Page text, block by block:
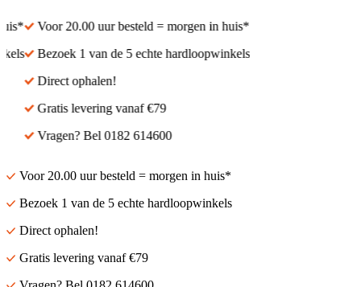
Voor 20.00 uur besteld = morgen in huis*
Bezoek 1 van de 5 echte hardloopwinkels
Direct ophalen!
Gratis levering vanaf €79
Vragen? Bel 0182 614600
Voor 20.00 uur besteld = morgen in huis*
Bezoek 1 van de 5 echte hardloopwinkels
Direct ophalen!
Gratis levering vanaf €79